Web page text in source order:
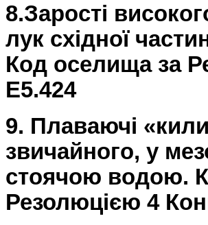
8.Зарості
лук східної
Код оселища за
E5.424
9. Плаваючі
звичайного, у
стоячою водою.
Резолюцією 4